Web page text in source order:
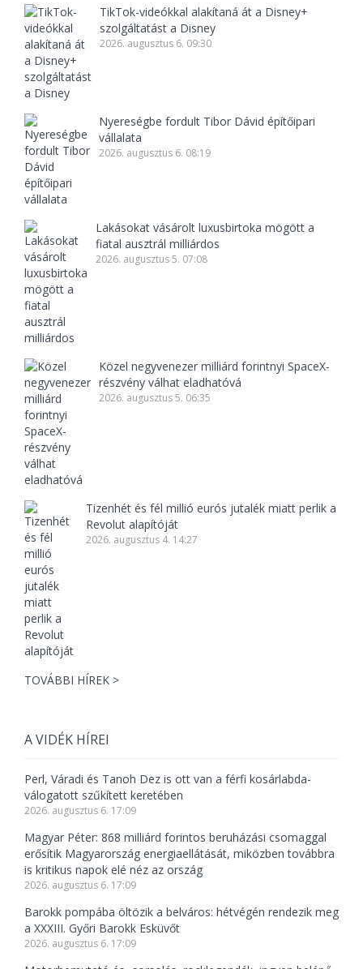
TikTok-videókkal alakítaná át a Disney+
szolgáltatást a Disney
2026. augusztus 6. 09:30
Nyereségbe fordult Tibor Dávid építőipari
vállalata
2026. augusztus 6. 08:19
Lakásokat vásárolt luxusbirtoka mögött a
fiatal ausztrál milliárdos
2026. augusztus 5. 07:08
Közel negyvenezer milliárd forintnyi SpaceX-
részvény válhat eladhatóvá
2026. augusztus 5. 06:35
Tizenhét és fél millió eurós jutalék miatt perlik a
Revolut alapítóját
2026. augusztus 4. 14:27
TOVÁBBI HÍREK >
A VIDÉK HÍREI
Perl, Váradi és Tanoh Dez is ott van a férfi kosárlabda-
válogatott szűkített keretében
2026. augusztus 6. 17:09
Magyar Péter: 868 milliárd forintos beruházási csomaggal
erősítik Magyarország energiaellátását, miközben továbbra
is kritikus napok elé néz az ország
2026. augusztus 6. 17:09
Barokk pompába öltözik a belváros: hétvégén rendezik meg
a XXXIII. Győri Barokk Esküvőt
2026. augusztus 6. 17:09